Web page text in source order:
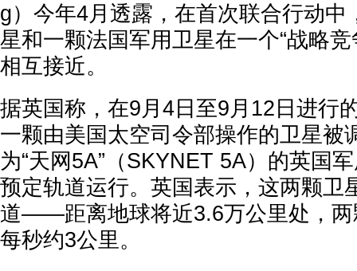
g）今年4月透露，在首次联合行动中
星和一颗法国军用卫星在一个“战略
相互接近。
据英国称，在9月4日至9月12日进行
一颗由美国太空司令部操作的卫星被
为“天网5A”（SKYNET 5A）的英国
预定轨道运行。英国表示，这两颗卫
道——距离地球将近3.6万公里处，两
每秒约3公里。